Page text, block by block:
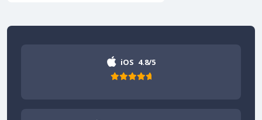
iOS 4.8/5